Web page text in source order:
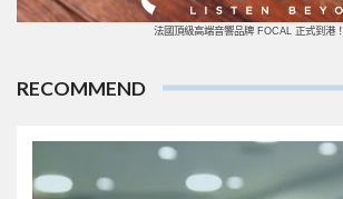
法國頂級高端音響品牌 FOCAL 正式到港！
RECOMMEND